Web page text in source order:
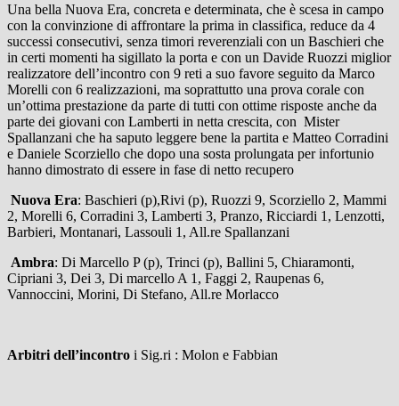
Una bella Nuova Era, concreta e determinata, che è scesa in campo
con la convinzione di affrontare la prima in classifica, reduce da 4
successi consecutivi, senza timori reverenziali con un Baschieri che
in certi momenti ha sigillato la porta e con un Davide Ruozzi miglior
realizzatore dell’incontro con 9 reti a suo favore seguito da Marco
Morelli con 6 realizzazioni, ma soprattutto una prova corale con
un’ottima prestazione da parte di tutti con ottime risposte anche da
parte dei giovani con Lamberti in netta crescita, con Mister
Spallanzani che ha saputo leggere bene la partita e Matteo Corradini
e Daniele Scorziello che dopo una sosta prolungata per infortunio
hanno dimostrato di essere in fase di netto recupero
Nuova Era: Baschieri (p),Rivi (p), Ruozzi 9, Scorziello 2, Mammi
2, Morelli 6, Corradini 3, Lamberti 3, Pranzo, Ricciardi 1, Lenzotti,
Barbieri, Montanari, Lassouli 1, All.re Spallanzani
Ambra: Di Marcello P (p), Trinci (p), Ballini 5, Chiaramonti,
Cipriani 3, Dei 3, Di marcello A 1, Faggi 2, Raupenas 6,
Vannoccini, Morini, Di Stefano, All.re Morlacco
Arbitri dell’incontro i Sig.ri : Molon e Fabbian